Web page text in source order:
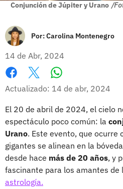
Conjunción de Júpiter y Urano /
Por:Carolina Montenegro
14 de Abr, 2024
Facebook
X
Actualizado: 14 de abr, 2024
El 20 de abril de 2024, el cielo
espectáculo poco común: la
Urano. Este evento, que ocurre
gigantes se alinean en la
desde hace más de 20 años, y
fascinante para los amantes de
astrología.